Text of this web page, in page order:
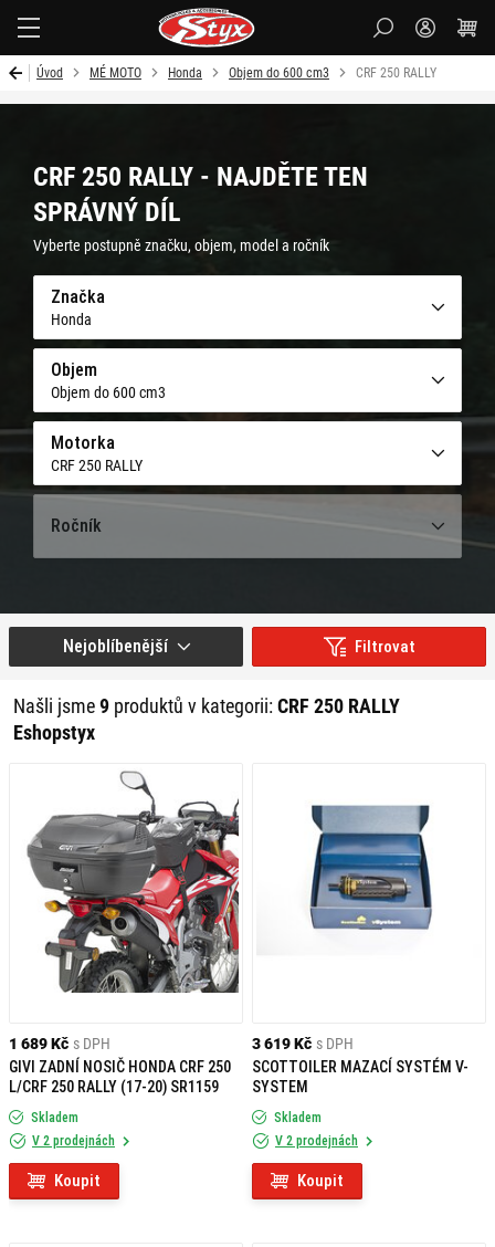
Úvod MÉ MOTO Honda Objem do 600 cm3 CRF 250 RALLY
CRF 250 RALLY - NAJDĚTE TEN
SPRÁVNÝ DÍL
Vyberte postupně značku, objem, model a ročník
Značka
Honda
Objem
Objem do 600 cm3
Motorka
CRF 250 RALLY
Ročník
Filtrovat
Našli jsme9 produktů v kategorii:CRF 250 RALLY
Eshopstyx
Nejoblíbenější
1 689 Kč s DPH
GIVI ZADNÍ NOSIČ HONDA CRF 250
L/CRF 250 RALLY (17-20) SR1159
Skladem
V 2 prodejnách
Koupit
3 619 Kč s DPH
SCOTTOILER MAZACÍ SYSTÉM V-
SYSTEM
Skladem
V 2 prodejnách
Koupit